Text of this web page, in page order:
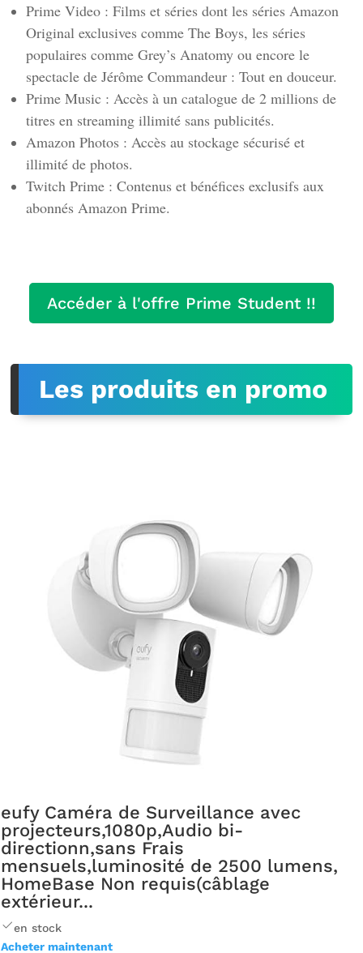
Prime Video : Films et séries dont les séries Amazon
Original exclusives comme The Boys, les séries
populaires comme Grey’s Anatomy ou encore le
spectacle de Jérôme Commandeur : Tout en douceur.
Prime Music : Accès à un catalogue de 2 millions de
titres en streaming illimité sans publicités.
Amazon Photos : Accès au stockage sécurisé et
illimité de photos.
Twitch Prime : Contenus et bénéfices exclusifs aux
abonnés Amazon Prime.
Accéder à l'offre Prime Student !!
Les produits en promo
eufy Caméra de Surveillance avec
projecteurs,1080p,Audio bi-
directionn,sans Frais
mensuels,luminosité de 2500 lumens,
HomeBase Non requis(câblage
extérieur...
en stock
Acheter maintenant